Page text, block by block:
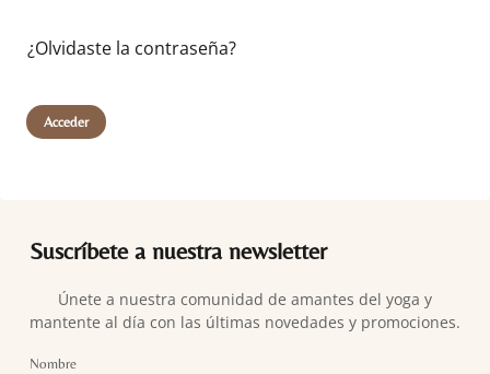
¿Olvidaste la contraseña?
Acceder
Suscríbete a nuestra newsletter
Únete a nuestra comunidad de amantes del yoga y
mantente al día con las últimas novedades y promociones.
Nombre